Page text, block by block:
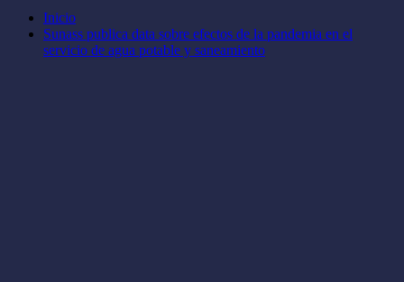
Inicio
Sunass publica data sobre efectos de la pandemia en el
servicio de agua potable y saneamiento